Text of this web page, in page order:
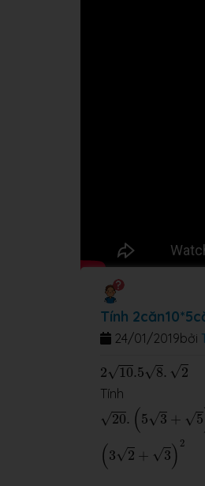
Tính
bởi
24/01/2019
2√10.5√8. √2
2 10.58.
Tính
√20. (5√3 + √5
3+
(3√2 + √3) 2
3 )